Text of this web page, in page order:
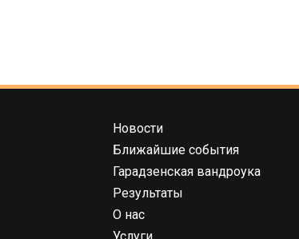
Новости
Ближайшие события
Гарадзенская вандроука
Результаты
О нас